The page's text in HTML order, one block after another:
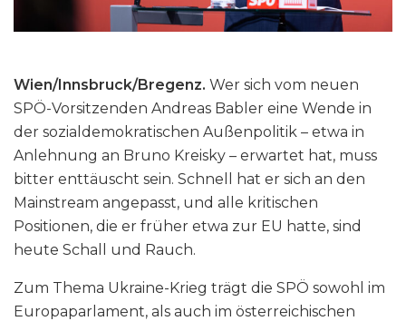
Wien/Innsbruck/Bregenz. Wer sich vom neuen
SPÖ-Vorsitzenden Andreas Babler eine Wende in
der sozialdemokratischen Außenpolitik – etwa in
Anlehnung an Bruno Kreisky – erwartet hat, muss
bitter enttäuscht sein. Schnell hat er sich an den
Mainstream angepasst, und alle kritischen
Positionen, die er früher etwa zur EU hatte, sind
heute Schall und Rauch.
Zum Thema Ukraine-Krieg trägt die SPÖ sowohl im
Europaparlament, als auch im österreichischen